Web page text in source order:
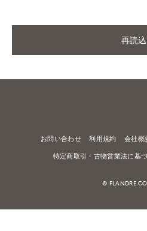
再読込
お問い合わせ 利用規約 会社概
特定商取引・古物営業法に基
© FLANDRE